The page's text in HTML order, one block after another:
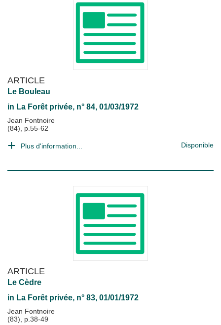
ARTICLE
Le Bouleau
in La Forêt privée, n° 84, 01/03/1972
Jean Fontnoire
(84), p.55-62
Plus d'information... Disponible
ARTICLE
Le Cèdre
in La Forêt privée, n° 83, 01/01/1972
Jean Fontnoire
(83), p.38-49